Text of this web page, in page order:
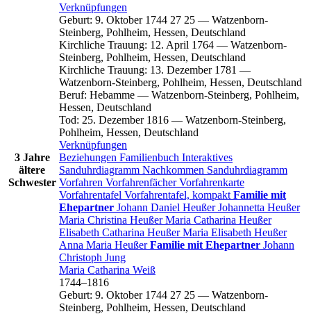
3 Jahre
ältere
Schwester
Verknüpfungen
Geburt: 9. Oktober 1744 27 25 — Watzenborn-
Steinberg, Pohlheim, Hessen, Deutschland
Kirchliche Trauung: 12. April 1764 — Watzenborn-
Steinberg, Pohlheim, Hessen, Deutschland
Kirchliche Trauung: 13. Dezember 1781 —
Watzenborn-Steinberg, Pohlheim, Hessen, Deutschland
Beruf: Hebamme — Watzenborn-Steinberg, Pohlheim,
Hessen, Deutschland
Tod: 25. Dezember 1816 — Watzenborn-Steinberg,
Pohlheim, Hessen, Deutschland
Verknüpfungen
Beziehungen Familienbuch Interaktives
Sanduhrdiagramm Nachkommen Sanduhrdiagramm
Vorfahren VorfahrenfächerVorfahrenkarte
Vorfahrentafel Vorfahrentafel, kompakt Familie mit
Ehepartner Johann Daniel Heußer Johannetta Heußer
Maria Christina Heußer Maria Catharina Heußer
Elisabeth Catharina Heußer Maria Elisabeth Heußer
Anna Maria Heußer Familie mit Ehepartner Johann
Christoph Jung
Maria Catharina Weiß
1744–1816
Geburt: 9. Oktober 1744 27 25 — Watzenborn-
Steinberg, Pohlheim, Hessen, Deutschland